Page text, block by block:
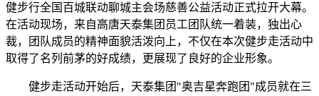
健步行全国百城联动聊城主会场慈善公益活动正式拉开大幕。
在活动现场，来自高唐天泰集团员工团队统一着装，独出心
裁，团队成员的精神面貌活泼向上，不仅在本次健步走活动中
取得了名列前茅的好成绩，更展现了良好的企业形象。
健步走活动开始后，天泰集团"奥吉星奔跑团"成员就在三